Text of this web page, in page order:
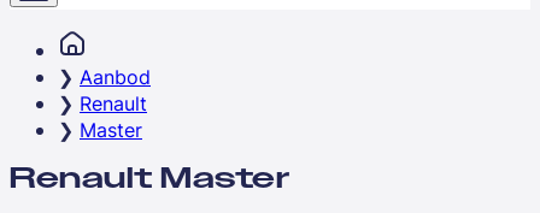
Aanbod
Renault
Master
Renault Master